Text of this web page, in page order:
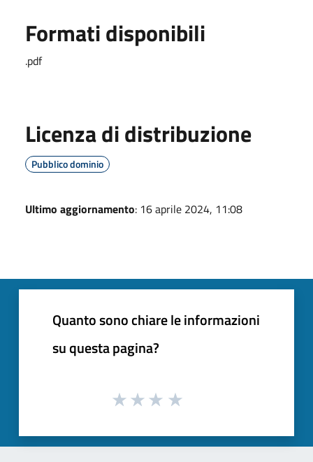
Formati disponibili
.pdf
Licenza di distribuzione
Pubblico dominio
Ultimo aggiornamento: 16 aprile 2024, 11:08
Quanto sono chiare le informazioni
su questa pagina?